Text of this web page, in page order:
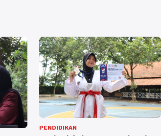
PENDIDIKAN